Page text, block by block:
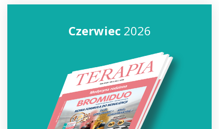
Czerwiec2026